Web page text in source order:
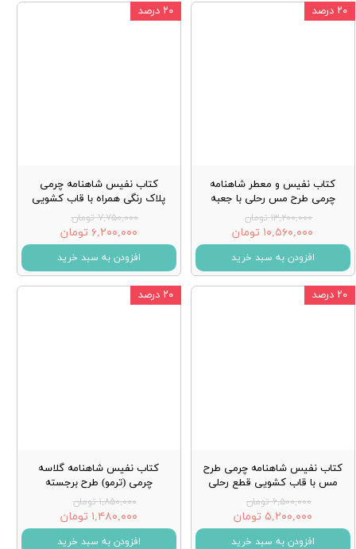
کتاب نفیس و معطر شاهنامه
چرمی طرح مس رحلی با جعبه
۱۳,۲۰۰,۰۰۰ تومان
۱۰,۵۶۰,۰۰۰ تومان
افزودن به سبد خرید
۲۰ درصد
کتاب نفیس شاهنامه چرمی
پلاک رنگی همراه با قاب کشویی
۷,۷۵۰,۰۰۰ تومان
۶,۲۰۰,۰۰۰ تومان
افزودن به سبد خرید
۲۰ درصد
کتاب نفیس شاهنامه چرمی طرح
مس با قاب کشویی قطع رحلی
۶,۵۰۰,۰۰۰ تومان
۵,۲۰۰,۰۰۰ تومان
افزودن به سبد خرید
۲۰ درصد
کتاب نفیس شاهنامه گلاسه
چرمی (ترمو) طرح برجسته
۱,۸۵۰,۰۰۰ تومان
۱,۴۸۰,۰۰۰ تومان
افزودن به سبد خرید
۲۰ درصد